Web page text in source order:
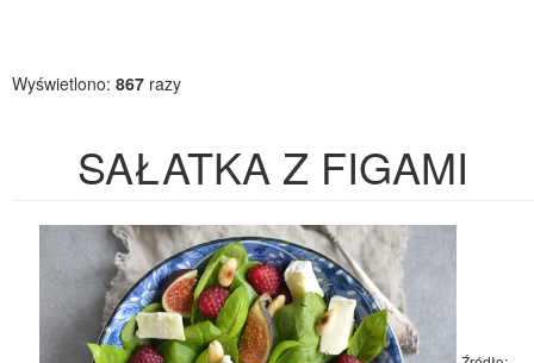
Wyświetlono: 867 razy
SAŁATKA Z FIGAMI